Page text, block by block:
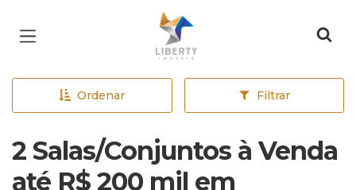
Página inicial
Ordenar Filtrar
2 Salas/Conjuntos à Venda
até R$ 200 mil em